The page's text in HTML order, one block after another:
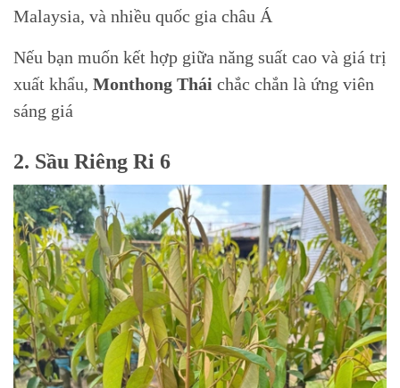
Malaysia, và nhiều quốc gia châu Á
Nếu bạn muốn kết hợp giữa năng suất cao và giá trị
xuất khẩu, Monthong Thái chắc chắn là ứng viên
sáng giá
2. Sầu Riêng Ri 6